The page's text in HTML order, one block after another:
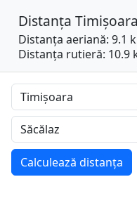
Distanța Timișoara
Distanța aeriană: 9.1
Distanța rutieră: 10.9
Calculează distanța